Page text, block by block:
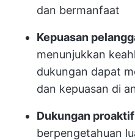
dan bermanfaat
Kepuasan
menunjukkan
dukungan dapat
dan kepuasan di
Dukungan
berpengetahuan